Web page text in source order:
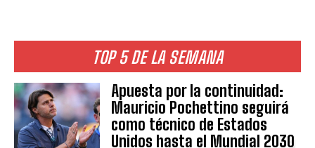
TOP 5 DE LA SEMANA
Apuesta por la continuidad:
Mauricio Pochettino seguirá
como técnico de Estados
Unidos hasta el Mundial 2030